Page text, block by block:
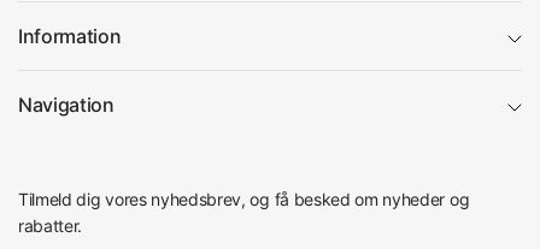
Information
Navigation
Tilmeld dig vores nyhedsbrev, og få besked om nyheder og
rabatter.